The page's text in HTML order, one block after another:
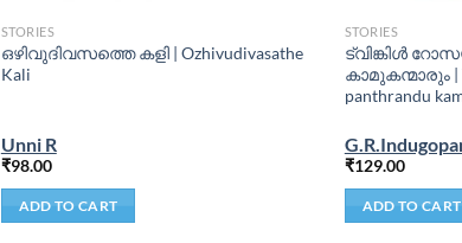
STORIES
ഒഴിവുദിവസത്തെ കളി | Ozhivudivasathe
Kali
Unni R
₹98.00
ADD TO CART
STORIES
ട്വിങ്കിൾ
കാമുകന്മാരും |
panthrandu
₹129.00
ADD TO CART